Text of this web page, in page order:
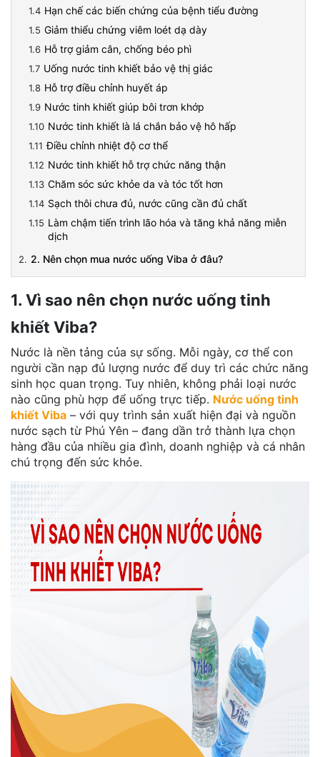
Hạn chế các biến chứng của bệnh tiểu đường
Giảm thiểu chứng viêm loét dạ dày
Hỗ trợ giảm cân, chống béo phì
Uống nước tinh khiết bảo vệ thị giác
Hỗ trợ điều chỉnh huyết áp
Nước tinh khiết giúp bôi trơn khớp
Nước tinh khiết là lá chắn bảo vệ hô hấp
Điều chỉnh nhiệt độ cơ thể
Nước tinh khiết hỗ trợ chức năng thận
Chăm sóc sức khỏe da và tóc tốt hơn
Sạch thôi chưa đủ, nước cũng cần đủ chất
Làm chậm tiến trình lão hóa và tăng khả năng miễn
dịch
2. Nên chọn mua nước uống Viba ở đâu?
1. Vì sao nên chọn nước uống tinh
khiết Viba?
Nước là nền tảng của sự sống. Mỗi ngày, cơ thể con
người cần nạp đủ lượng nước để duy trì các chức năng
sinh học quan trọng. Tuy nhiên, không phải loại nước
nào cũng phù hợp để uống trực tiếp. Nước uống tinh
khiết Viba – với quy trình sản xuất hiện đại và nguồn
nước sạch từ Phú Yên – đang dần trở thành lựa chọn
hàng đầu của nhiều gia đình, doanh nghiệp và cá nhân
chú trọng đến sức khỏe.